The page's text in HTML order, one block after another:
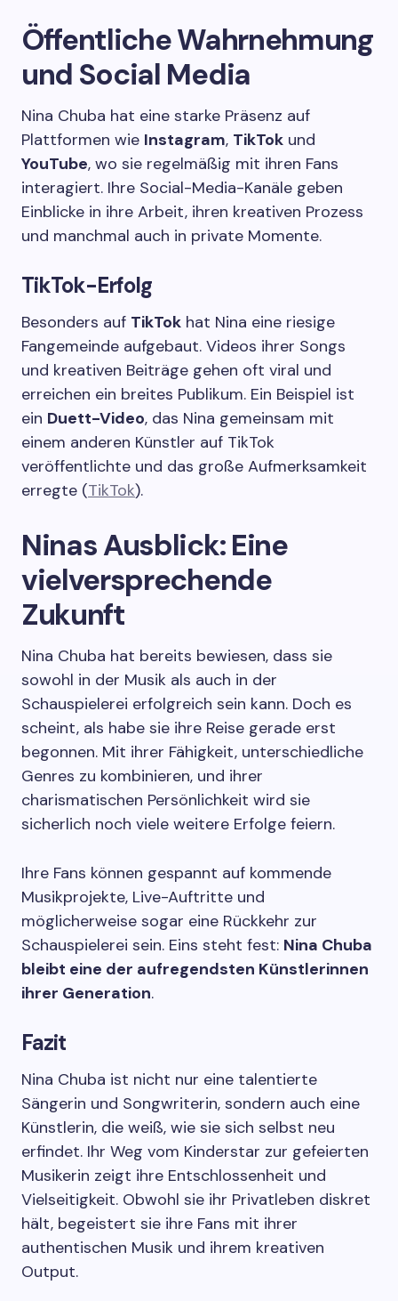
Öffentliche Wahrnehmung
und Social Media
Nina Chuba hat eine starke Präsenz auf
Plattformen wie Instagram, TikTok und
YouTube, wo sie regelmäßig mit ihren Fans
interagiert. Ihre Social-Media-Kanäle geben
Einblicke in ihre Arbeit, ihren kreativen Prozess
und manchmal auch in private Momente.
TikTok-Erfolg
Besonders auf TikTok hat Nina eine riesige
Fangemeinde aufgebaut. Videos ihrer Songs
und kreativen Beiträge gehen oft viral und
erreichen ein breites Publikum. Ein Beispiel ist
ein Duett-Video, das Nina gemeinsam mit
einem anderen Künstler auf TikTok
veröffentlichte und das große Aufmerksamkeit
erregte (TikTok).
Ninas Ausblick: Eine
vielversprechende
Zukunft
Nina Chuba hat bereits bewiesen, dass sie
sowohl in der Musik als auch in der
Schauspielerei erfolgreich sein kann. Doch es
scheint, als habe sie ihre Reise gerade erst
begonnen. Mit ihrer Fähigkeit, unterschiedliche
Genres zu kombinieren, und ihrer
charismatischen Persönlichkeit wird sie
sicherlich noch viele weitere Erfolge feiern.
Ihre Fans können gespannt auf kommende
Musikprojekte, Live-Auftritte und
möglicherweise sogar eine Rückkehr zur
Schauspielerei sein. Eins steht fest: Nina Chuba
bleibt eine der aufregendsten Künstlerinnen
ihrer Generation.
Fazit
Nina Chuba ist nicht nur eine talentierte
Sängerin und Songwriterin, sondern auch eine
Künstlerin, die weiß, wie sie sich selbst neu
erfindet. Ihr Weg vom Kinderstar zur gefeierten
Musikerin zeigt ihre Entschlossenheit und
Vielseitigkeit. Obwohl sie ihr Privatleben diskret
hält, begeistert sie ihre Fans mit ihrer
authentischen Musik und ihrem kreativen
Output.